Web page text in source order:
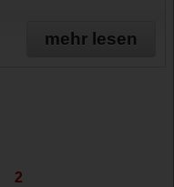
mehr lesen
2